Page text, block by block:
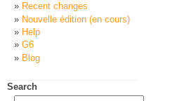
Recent changes
Nouvelle édition (en cours)
Help
G6
Blog
Search